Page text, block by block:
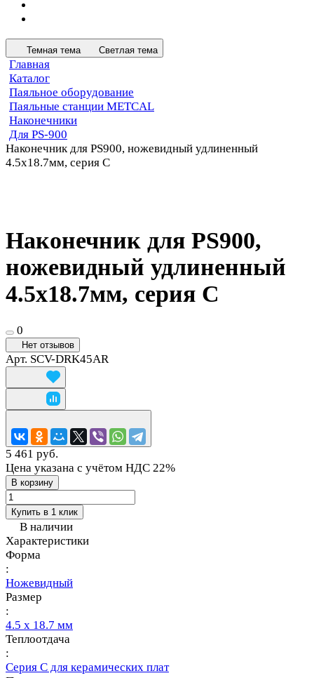
Темная тема Светлая тема
Главная
Каталог
Паяльное оборудование
Паяльные станции METCAL
Наконечники
Для PS-900
Наконечник для PS900, ножевидный удлиненный
4.5х18.7мм, серия C
Наконечник для PS900,
ножевидный удлиненный
4.5х18.7мм, серия C
0
Нет отзывов
Арт. SCV-DRK45AR
5 461 руб.
Цена указана с учётом НДС 22%
В корзину
Купить в 1 клик
В наличии
Характеристики
Форма
:
Ножевидный
Размер
:
4.5 х 18.7 мм
Теплоотдача
:
Серия C для керамических плат